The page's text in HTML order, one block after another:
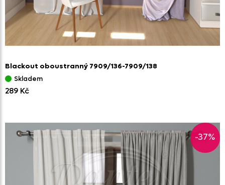
Blackout oboustranný 7909/136-7909/138
Skladem
289 Kč
-37%